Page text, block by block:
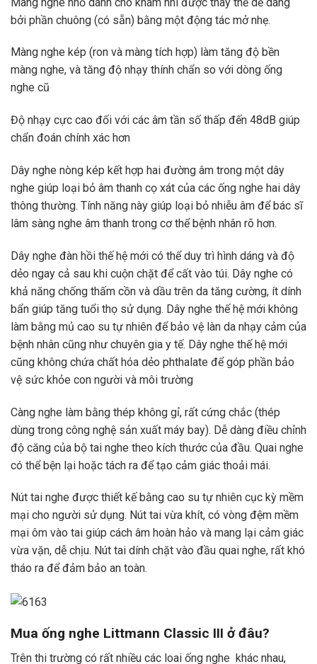
bởi phần chuông (có sẵn) bằng một động tác mở nhẹ.
Màng nghe kép (ron và màng tích hợp) làm tăng độ bền
màng nghe, và tăng độ nhạy thính chẩn so với dòng ống
nghe cũ
Độ nhạy cực cao đối với các âm tần số thấp đến 48dB giúp
chẩn đoán chính xác hơn
Dây nghe nòng kép kết hợp hai đường âm trong một dây
nghe giúp loại bỏ âm thanh cọ xát của các ống nghe hai dây
thông thường. Tính năng này giúp loại bỏ nhiễu âm để bác sĩ
lâm sàng nghe âm thanh trong cơ thể bệnh nhân rõ hơn.
Dây nghe đàn hồi thế hệ mới có thể duy trì hình dáng và độ
dẻo ngay cả sau khi cuộn chặt để cất vào túi. Dây nghe có
khả năng chống thấm cồn và dầu trên da tăng cường, ít dính
bẩn giúp tăng tuổi thọ sử dụng. Dây nghe thế hệ mới không
làm bằng mủ cao su tự nhiên để bảo vệ làn da nhạy cảm của
bệnh nhân cũng như chuyên gia y tế. Dây nghe thế hệ mới
cũng không chứa chất hóa dẻo phthalate để góp phần bảo
vệ sức khỏe con người và môi trường
Càng nghe làm bằng thép không gỉ, rất cứng chắc (thép
dùng trong công nghệ sản xuất máy bay). Dễ dàng điều chỉnh
độ căng của bộ tai nghe theo kích thước của đầu. Quai nghe
có thể bện lại hoặc tách ra để tạo cảm giác thoải mái.
Nút tai nghe được thiết kế bằng cao su tự nhiên cục kỳ mềm
mại cho người sử dụng. Nút tai vừa khít, có vòng đệm mềm
mại ôm vào tai giúp cách âm hoàn hảo và mang lại cảm giác
vừa vặn, dễ chịu. Nút tai dính chặt vào đầu quai nghe, rất khó
tháo ra để đảm bảo an toàn.
Mua ống nghe Littmann Classic III ở đâu?
Trên thi trường có rất nhiều các loai ống nghe khác nhau,